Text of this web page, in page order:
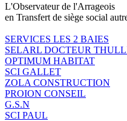
L'Observateur de l'Arrageois
en Transfert de siège social
SERVICES LES 2 BAIES
SELARL DOCTEUR
OPTIMUM HABITAT
SCI GALLET
ZOLA CONSTRUCTION
PROION CONSEIL
G.S.N
SCI PAUL